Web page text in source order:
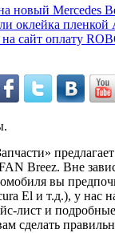
новый Mercedes
оклейка пленкой
сайт оплату
Breez. Вне
вы
El и т.д.), у нас
лист и
сделать